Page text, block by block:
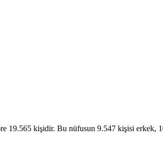
kişidir. Bu nüfusun 9.547 kişisi erkek,